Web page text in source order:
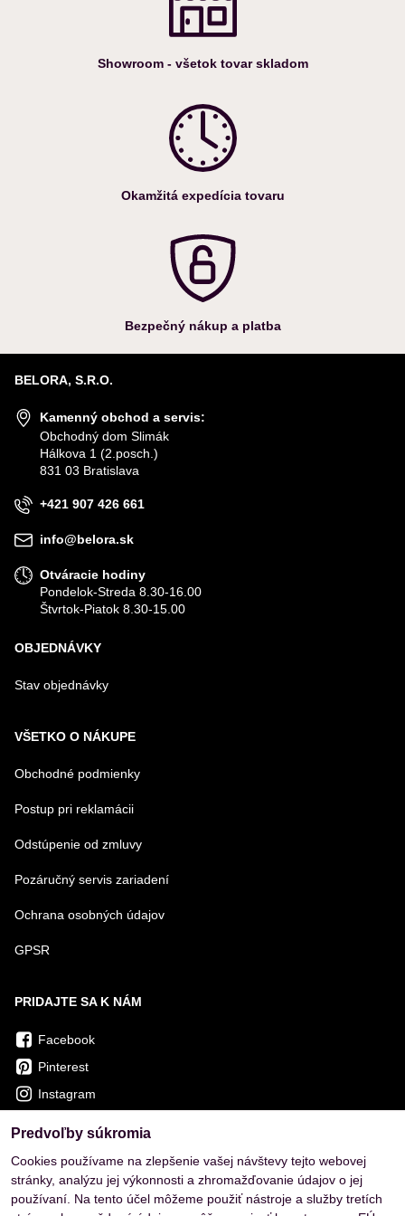
zariadenie s prekrúteným alebo zalomeným sieťovým káblom.
Nikdy nestrkajte cudzie predmety do otvorov zariadenia.
(spreje) alebo v prostredí, kde sa produkujú plyny.
Showroom - všetok tovar skladom
Okamžitá expedícia tovaru
Bezpečný nákup a platba
BELORA, S.R.O.
Kamenný obchod a servis:
Obchodný dom Slimák
Hálkova 1 (2.posch.)
831 03 Bratislava
+421 907 426 661
info@belora.sk
Otváracie hodiny
Pondelok-Streda 8.30-16.00
Štvrtok-Piatok 8.30-15.00
OBJEDNÁVKY
Stav objednávky
VŠETKO O NÁKUPE
Obchodné podmienky
Postup pri reklamácii
Odstúpenie od zmluvy
Pozáručný servis zariadení
Ochrana osobných údajov
GPSR
PRIDAJTE SA K NÁM
Facebook
Pinterest
Instagram
Predvoľby súkromia
Cookies používame na zlepšenie vašej návštevy tejto webovej
stránky, analýzu jej výkonnosti a zhromažďovanie údajov o jej
používaní. Na tento účel môžeme použiť nástroje a služby tretích